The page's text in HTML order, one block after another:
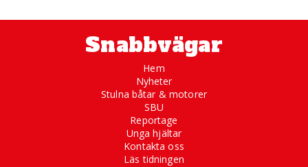
Snabbvägar
Hem
Nyheter
Stulna båtar & motorer
SBU
Reportage
Unga hjältar
Kontakta oss
Läs tidningen